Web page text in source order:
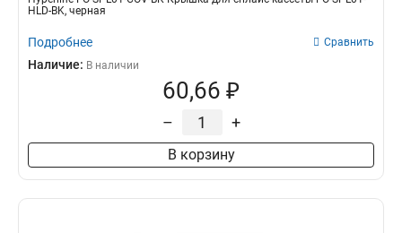
HLD-BK, черная
Подробнее Сравнить
Наличие: В наличии
60,66 ₽
– +
В корзину